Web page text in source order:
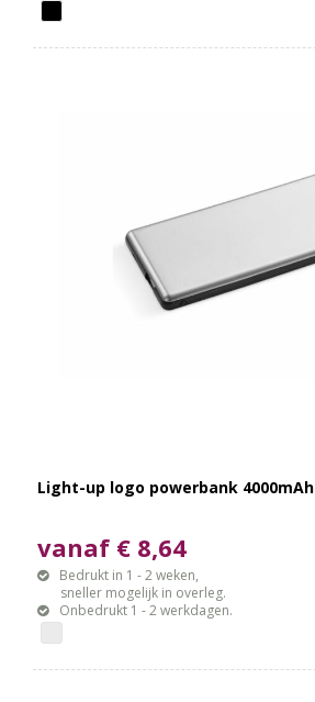
Light-up logo powerbank 4000mAh
vanaf € 8,64
Bedrukt in 1 - 2 weken,
sneller mogelijk in overleg.
Onbedrukt 1 - 2 werkdagen.